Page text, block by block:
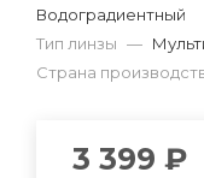
-7.75
-7.50
-7.00
Водоградиентный
Тип линзы —
Страна
3 399 ₽